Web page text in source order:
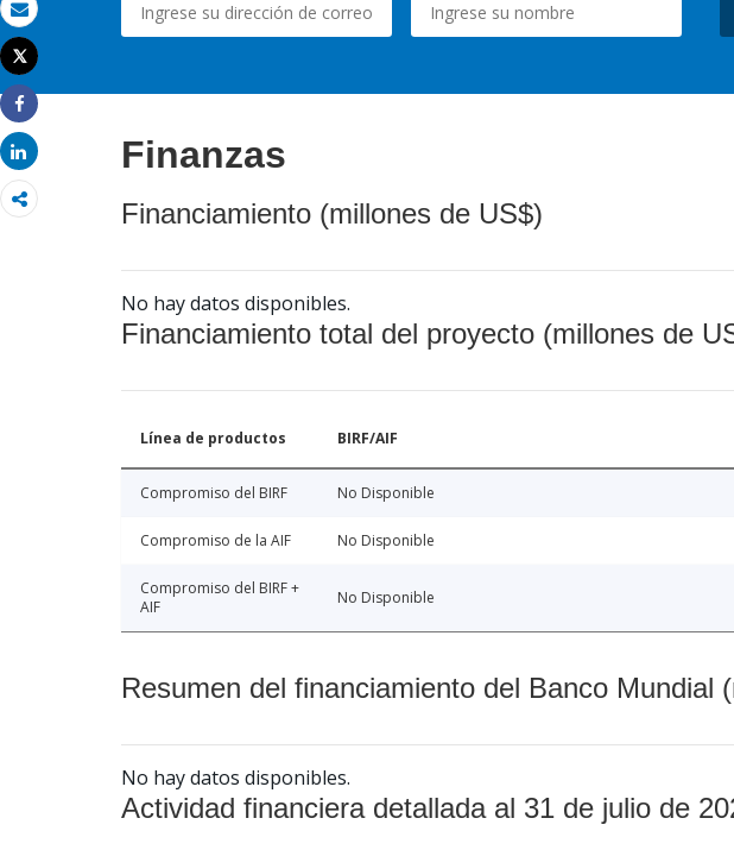
Correo electrónico
Imprimir
Tweet
Share
Share
Finanzas
Financiamiento (millones de US$)
No hay datos disponibles.
Financiamiento total del proyecto (millones de
Línea de productos BIRF/AIF
Compromiso del BIRF No Disponible
Compromiso de la AIF No Disponible
Compromiso del BIRF +
AIF
No Disponible
Resumen del financiamiento del Banco Mundial
No hay datos disponibles.
Actividad financiera detallada al 31 de julio de